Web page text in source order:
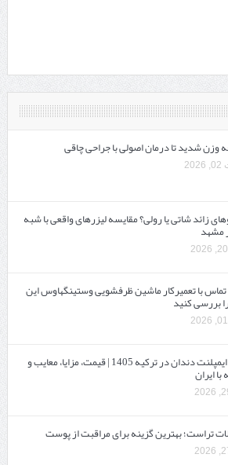
وزن شدید تا درمان اصولی با جراحی چاقی
زائد شاتی یا رولی؟ مقایسه لیزرهای واقعی با شبه‌
مشهد
با تعمیرکار ماشین ظرفشویی وستینگهاوس این
بررسی کنید
هزینه ایمپلنت دندان در ترکیه 1405 | قیمت، مزایا، معایب و
ایران
تراست؛ بهترین گزینه برای مراقبت از پوست